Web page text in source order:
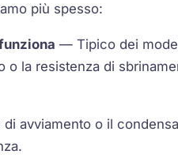
più spesso:
— Tipico dei
la resistenza di
avviamento o il